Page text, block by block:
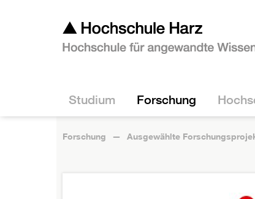
Studium Forschung
Forschung Ausgewählte